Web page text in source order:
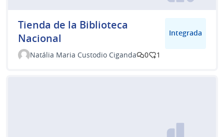
Tienda de la Biblioteca
Nacional
Integrada
Natália Maria Custodio Ciganda 0 1